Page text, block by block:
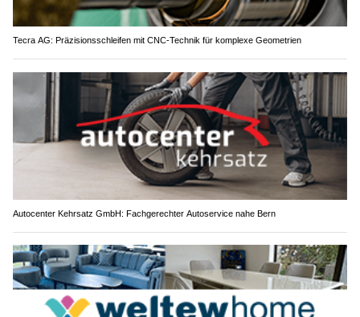
Tecra AG: Präzisionsschleifen mit CNC-Technik für komplexe Geometrien
Autocenter Kehrsatz GmbH: Fachgerechter Autoservice nahe Bern